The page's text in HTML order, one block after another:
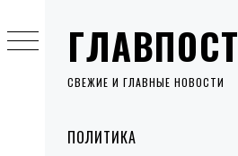
ГЛАВПОСТ
СВЕЖИЕ И ГЛАВНЫЕ НОВОСТИ
MenuПОЛИТИКА
to
content